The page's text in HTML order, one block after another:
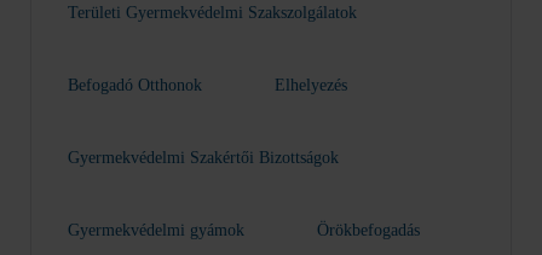
Területi Gyermekvédelmi Szakszolgálatok
Befogadó Otthonok Elhelyezés
Gyermekvédelmi Szakértői Bizottságok
Gyermekvédelmi gyámok Örökbefogadás